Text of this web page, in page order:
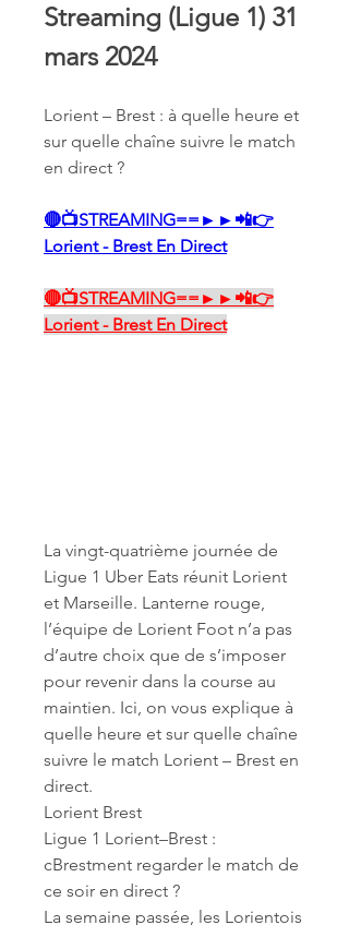
Streaming (Ligue 1) 31
mars 2024
Lorient – Brest : à quelle heure et
sur quelle chaîne suivre le match
en direct ?
🔴📺STREAMING==►►📲👉
Lorient - Brest En Direct
🔴📺STREAMING==►►📲👉
Lorient - Brest En Direct
La vingt-quatrième journée de
Ligue 1 Uber Eats réunit Lorient
et Marseille. Lanterne rouge,
l’équipe de Lorient Foot n’a pas
d’autre choix que de s’imposer
pour revenir dans la course au
maintien. Ici, on vous explique à
quelle heure et sur quelle chaîne
suivre le match Lorient – Brest en
direct.
Lorient Brest
Ligue 1 Lorient–Brest :
cBrestment regarder le match de
ce soir en direct ?
La semaine passée, les Lorientois